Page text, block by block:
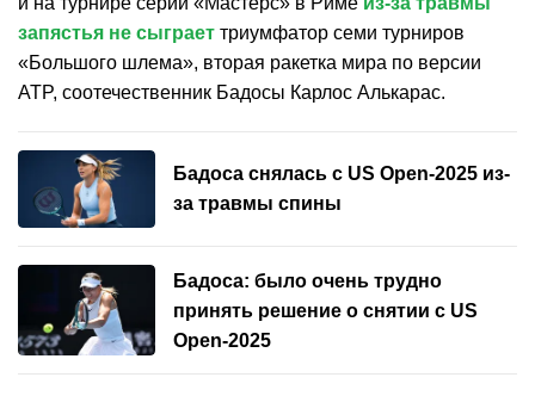
запястья не сыграет триумфатор семи турниров
«Большого шлема», вторая ракетка мира по версии
ATP, соотечественник Бадосы Карлос Алькарас.
Бадоса снялась с US Open-2025 из-
за травмы спины
Бадоса: было очень трудно
принять решение о снятии с US
Open-2025